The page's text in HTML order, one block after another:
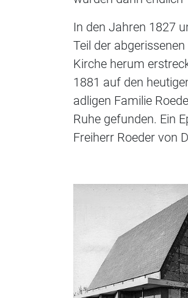
In den Jahren 1827
Teil der
Kirche herum
1881 auf den
adligen Familie
Ruhe gefunden. Ein
Freiherr Roeder von